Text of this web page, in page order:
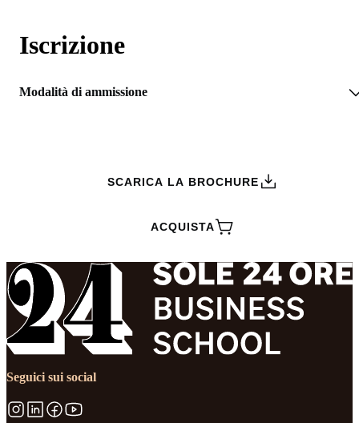
Iscrizione
Modalità di ammissione
SCARICA LA BROCHURE
ACQUISTA
Seguici sui social